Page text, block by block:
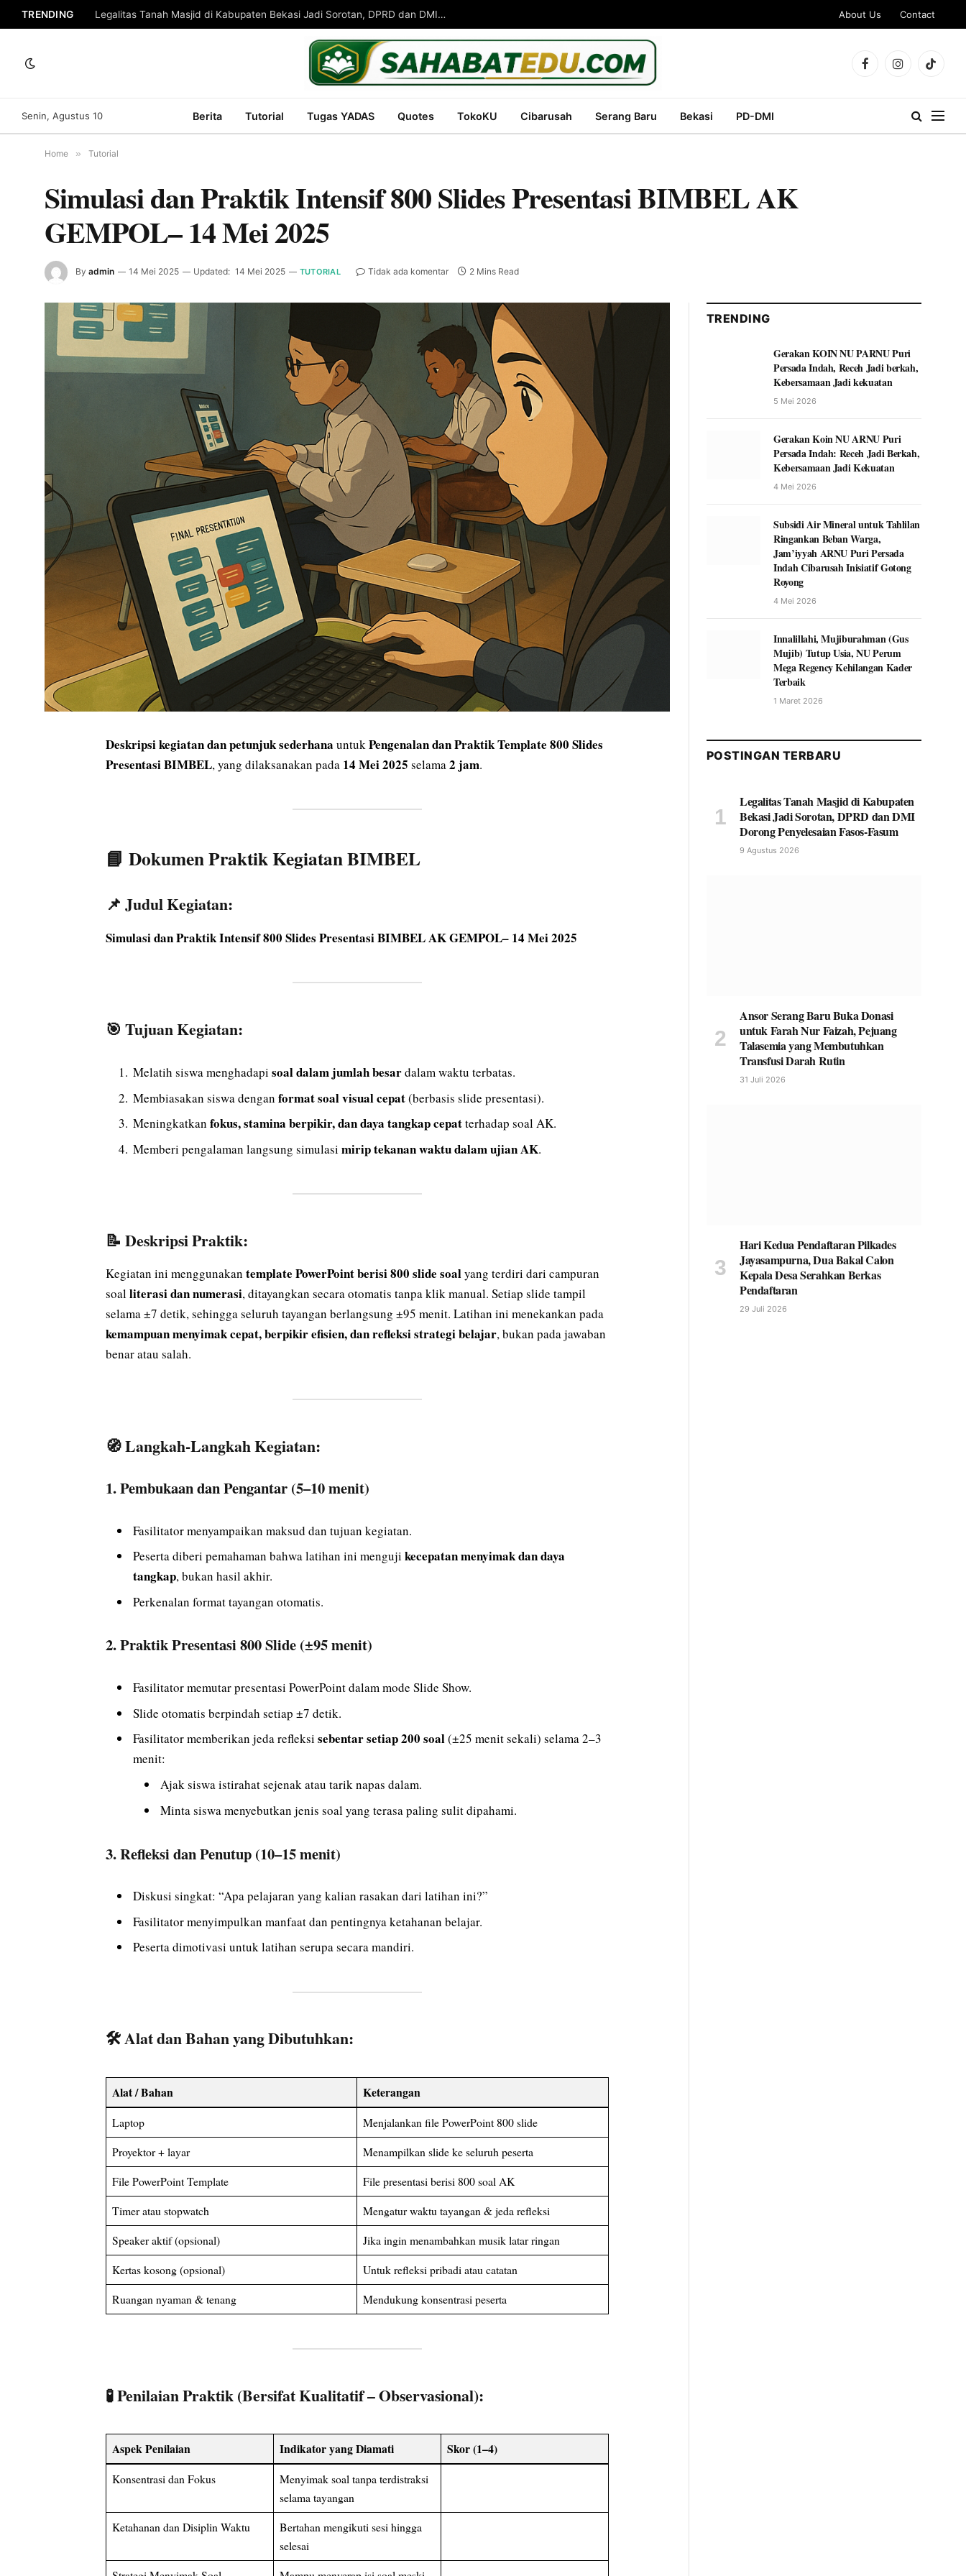
TRENDING Legalitas Tanah Masjid di Kabupaten Bekasi Jadi Sorotan, DPRD dan DMI Dorong Penyelesaian Fasos-Fasum About Us Contact
FacebookInstagramTikTok
Senin, Agustus 10 Berita Tutorial Tugas YADAS Quotes TokoKU Cibarusah Serang Baru Bekasi PD-DMI
Home » Tutorial
Simulasi dan Praktik Intensif 800 Slides Presentasi BIMBEL AK
GEMPOL– 14 Mei 2025
By admin 14 Mei 2025 Updated: 14 Mei 2025 TUTORIAL Tidak ada komentar 2 Mins Read
Deskripsi kegiatan dan petunjuk sederhana untuk Pengenalan dan Praktik Template 800 Slides
Presentasi BIMBEL, yang dilaksanakan pada 14 Mei 2025 selama 2 jam.
📘 Dokumen Praktik Kegiatan BIMBEL
📌 Judul Kegiatan:
Simulasi dan Praktik Intensif 800 Slides Presentasi BIMBEL AK GEMPOL– 14 Mei 2025
🎯 Tujuan Kegiatan:
Melatih siswa menghadapi soal dalam jumlah besardalam waktu terbatas.
Membiasakan siswa dengan format soal visual cepat(berbasis slide presentasi).
Meningkatkan fokus, stamina berpikir, dan daya tangkap cepatterhadap soal AK.
Memberi pengalaman langsung simulasi mirip tekanan waktu dalam ujian AK.
📝 Deskripsi Praktik:
Kegiatan ini menggunakan template PowerPoint berisi 800 slide soalyang terdiri dari campuran
soalliterasi dan numerasi, ditayangkan secara otomatis tanpa klik manual. Setiap slide tampil
selama ±7 detik, sehingga seluruh tayangan berlangsung ±95 menit. Latihan ini menekankan pada
kemampuan menyimak cepat, berpikir efisien, dan refleksi strategi belajar, bukan pada jawaban
benar atau salah.
🧭Langkah-Langkah Kegiatan:
1.Pembukaan dan Pengantar (5–10 menit)
Fasilitator menyampaikan maksud dan tujuan kegiatan.
Peserta diberi pemahaman bahwa latihan ini menguji kecepatan menyimak dan daya
tangkap, bukan hasil akhir.
Perkenalan format tayangan otomatis.
2.Praktik Presentasi 800 Slide (±95 menit)
Fasilitator memutar presentasi PowerPoint dalam mode Slide Show.
Slide otomatis berpindah setiap ±7 detik.
Fasilitator memberikan jeda refleksi sebentar setiap 200 soal(±25 menit sekali) selama 2–3
menit:
Ajak siswa istirahat sejenak atau tarik napas dalam.
Minta siswa menyebutkan jenis soal yang terasa paling sulit dipahami.
3.Refleksi dan Penutup (10–15 menit)
Diskusi singkat: “Apa pelajaran yang kalian rasakan dari latihan ini?”
Fasilitator menyimpulkan manfaat dan pentingnya ketahanan belajar.
Peserta dimotivasi untuk latihan serupa secara mandiri.
🛠️Alat dan Bahan yang Dibutuhkan:
Alat / Bahan Keterangan
Laptop
Menjalankan file PowerPoint 800 slide
Proyektor + layar
Menampilkan slide ke seluruh peserta
File PowerPoint Template
File presentasi berisi 800 soal AK
Timer atau stopwatch
Mengatur waktu tayangan & jeda refleksi
Speaker aktif (opsional)
Jika ingin menambahkan musik latar ringan
Kertas kosong (opsional)
Untuk refleksi pribadi atau catatan
Ruangan nyaman & tenang
Mendukung konsentrasi peserta
🧪Penilaian Praktik (Bersifat Kualitatif – Observasional):
Aspek Penilaian Indikator yang Diamati Skor (1–4)
Konsentrasi dan Fokus
Menyimak soal tanpa terdistraksi
selama tayangan
Ketahanan dan Disiplin Waktu
Bertahan mengikuti sesi hingga
selesai
TRENDING
Gerakan KOIN NU PARNU Puri
Persada Indah, Receh Jadi berkah,
Kebersamaan Jadi kekuatan
5 Mei 2026
Gerakan Koin NU ARNU Puri
Persada Indah: Receh Jadi Berkah,
Kebersamaan Jadi Kekuatan
4 Mei 2026
Subsidi Air Mineral untuk Tahlilan
Ringankan Beban Warga,
Jam’iyyah ARNU Puri Persada
Indah Cibarusah Inisiatif Gotong
Royong
4 Mei 2026
Innalillahi, Mujiburahman (Gus
Mujib) Tutup Usia, NU Perum
Mega Regency Kehilangan Kader
Terbaik
1 Maret 2026
POSTINGAN TERBARU
Legalitas Tanah Masjid di Kabupaten
Bekasi Jadi Sorotan, DPRD dan DMI
Dorong Penyelesaian Fasos-Fasum
9 Agustus 2026
Ansor Serang Baru Buka Donasi
untuk Farah Nur Faizah, Pejuang
Talasemia yang Membutuhkan
Transfusi Darah Rutin
31 Juli 2026
Hari Kedua Pendaftaran Pilkades
Jayasampurna, Dua Bakal Calon
Kepala Desa Serahkan Berkas
Pendaftaran
29 Juli 2026